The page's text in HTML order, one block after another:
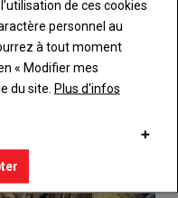
de ces cookies
personnel au
à tout moment
« Modifier mes
du site. Plus d'infos